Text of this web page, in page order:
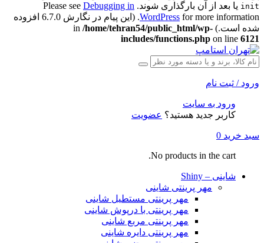
init یا بعد از آن بارگذاری شوند. Please see Debugging in
WordPress
for more information. (این پیام در نگارش 6.7.0 افزوده
شده است.) in /home/tehran54/public_html/wp-
includes/functions.php on line 6121
ورود / ثبت نام
ورود به سایت
کاربر جدید هستید؟ عضویت
سبد خرید 0
No products in the cart.
شاینی – Shiny
مهر پرینتی شاینی
مهر پرینتی مستطیل شاینی
مهر پرینتی با درپوش شاینی
مهر پرینتی مربع شاینی
مهر پرینتی دایره شاینی